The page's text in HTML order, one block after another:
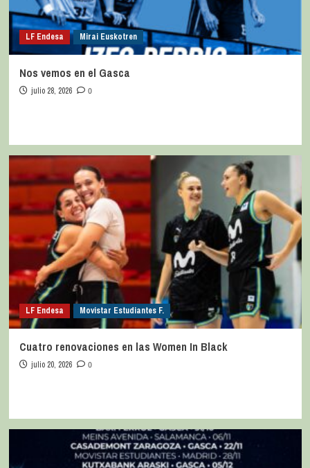
LF Endesa Mirai Euskotren
Nos vemos en el Gasca
julio 28, 2026 0
LF Endesa Movistar Estudiantes F.
Cuatro renovaciones en las Women In Black
julio 20, 2026 0